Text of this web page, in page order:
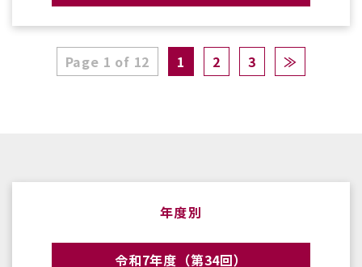
Page 1 of 12 1 2 3 ≫
年度別
令和7年度（第34回）